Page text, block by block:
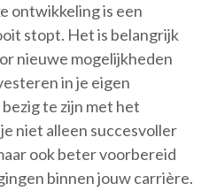
ontwikkeling is een
stopt. Het is belangrijk
nieuwe mogelijkheden
in je eigen
te zijn met het
niet alleen succesvoller
ook beter voorbereid
binnen jouw carrière.